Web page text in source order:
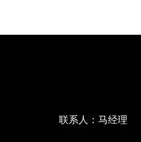
联系人：马经理